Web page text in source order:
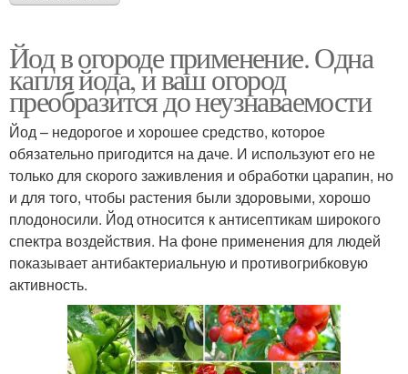
Йод в огороде применение. Одна
капля йода, и ваш огород
преобразится до неузнаваемости
Йод – недорогое и хорошее средство, которое
обязательно пригодится на даче. И используют его не
только для скорого заживления и обработки царапин, но
и для того, чтобы растения были здоровыми, хорошо
плодоносили. Йод относится к антисептикам широкого
спектра воздействия. На фоне применения для людей
показывает антибактериальную и противогрибковую
активность.